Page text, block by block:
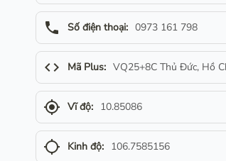
phone Số điện thoại: 0973 161 798
code Mã Plus: VQ25+8C Thủ Đức, Hồ
gps_fixed Vĩ độ: 10.85086
gps_not_fixed Kinh độ: 106.7585156